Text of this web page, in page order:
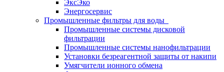
ЭксЭко
Энергосервис
Промышленные фильтры для воды
Промышленные системы дисковой
фильтрации
Промышленные системы нанофильтрации
Установки безреагентной защиты от накипи
Умягчители ионного обмена